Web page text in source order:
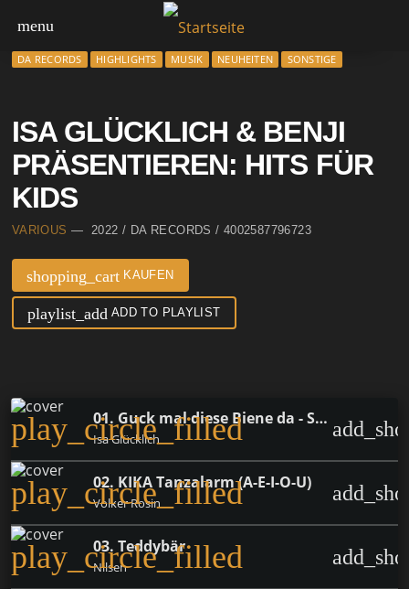
menu
DA RECORDS HIGHLIGHTS MUSIK NEUHEITEN SONSTIGE
ISA GLÜCKLICH & BENJI
PRÄSENTIEREN: HITS FÜR
KIDS
VARIOUS — 2022 / DA RECORDS / 4002587796723
shopping_cartKAUFEN
playlist_add ADD TO PLAYLIST
play_circle_filled 01. Guck mal diese Biene da - Summ Summ
Isa Glücklich
play_circle_filled
02. KIKA Tanzalarm (A-E-I-O-U)
Volker Rosin
play_circle_filled
03. Teddybär
Nilsen